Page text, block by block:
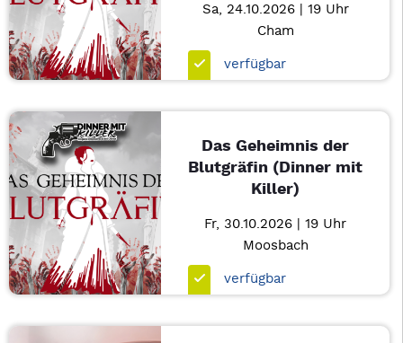
Sa, 24.10.2026 | 19 Uhr
Cham
verfügbar
Das Geheimnis der
Blutgräfin (Dinner mit
Killer)
Fr, 30.10.2026 | 19 Uhr
Moosbach
verfügbar